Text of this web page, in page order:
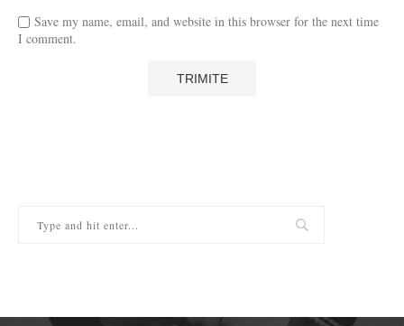
Save my name, email, and website in this browser for the next time
I comment.